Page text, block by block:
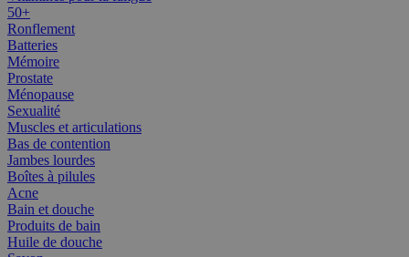
50+
Ronflement
Batteries
Mémoire
Prostate
Ménopause
Sexualité
Muscles et articulations
Bas de contention
Jambes lourdes
Boîtes à pilules
Acne
Bain et douche
Produits de bain
Huile de douche